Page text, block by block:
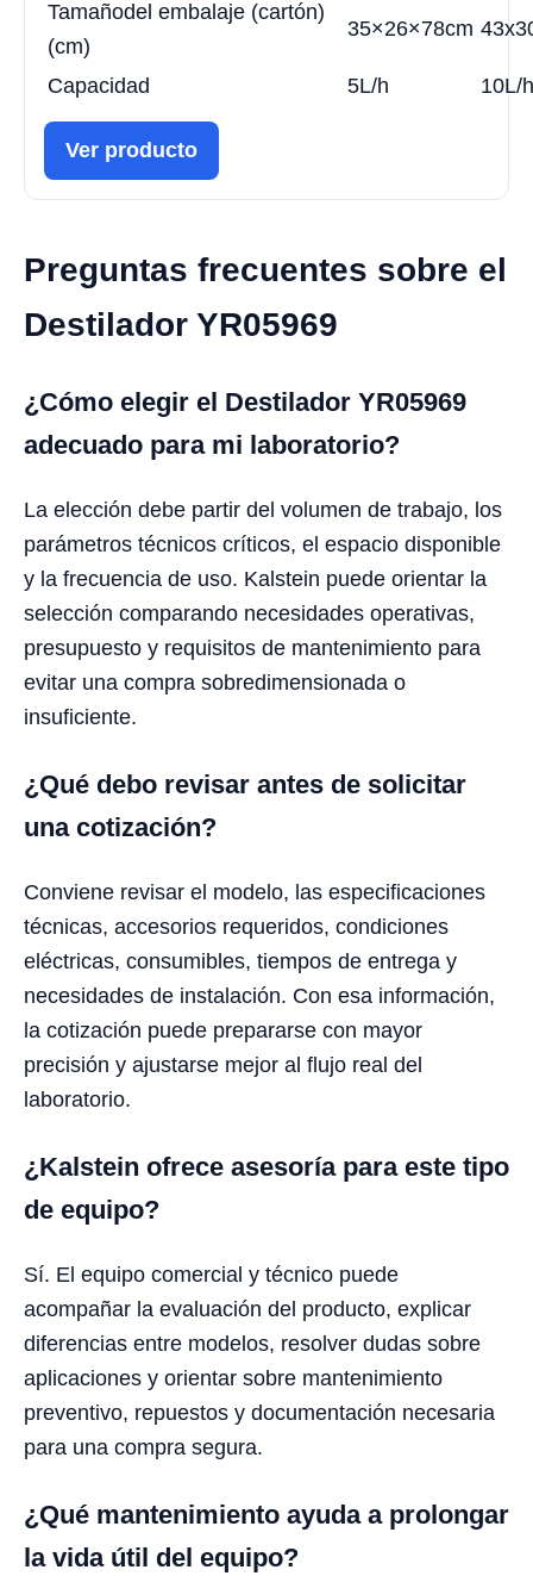
Tamañodel embalaje (cartón)
(cm)
35×26×78cm
Capacidad 5L/h 10L/h
Ver producto
Preguntas frecuentes sobre el
Destilador YR05969
¿Cómo elegir el Destilador YR05969
adecuado para mi laboratorio?
La elección debe partir del volumen de trabajo, los
parámetros técnicos críticos, el espacio disponible
y la frecuencia de uso. Kalstein puede orientar la
selección comparando necesidades operativas,
presupuesto y requisitos de mantenimiento para
evitar una compra sobredimensionada o
insuficiente.
¿Qué debo revisar antes de solicitar
una cotización?
Conviene revisar el modelo, las especificaciones
técnicas, accesorios requeridos, condiciones
eléctricas, consumibles, tiempos de entrega y
necesidades de instalación. Con esa información,
la cotización puede prepararse con mayor
precisión y ajustarse mejor al flujo real del
laboratorio.
¿Kalstein ofrece asesoría para este tipo
de equipo?
Sí. El equipo comercial y técnico puede
acompañar la evaluación del producto, explicar
diferencias entre modelos, resolver dudas sobre
aplicaciones y orientar sobre mantenimiento
preventivo, repuestos y documentación necesaria
para una compra segura.
¿Qué mantenimiento ayuda a prolongar
la vida útil del equipo?